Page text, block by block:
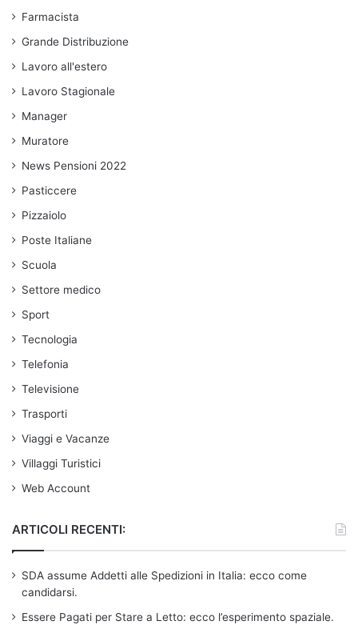
Farmacista
Grande Distribuzione
Lavoro all'estero
Lavoro Stagionale
Manager
Muratore
News Pensioni 2022
Pasticcere
Pizzaiolo
Poste Italiane
Scuola
Settore medico
Sport
Tecnologia
Telefonia
Televisione
Trasporti
Viaggi e Vacanze
Villaggi Turistici
Web Account
ARTICOLI RECENTI:
SDA assume Addetti alle Spedizioni in Italia: ecco come
candidarsi.
Essere Pagati per Stare a Letto: ecco l’esperimento spaziale.